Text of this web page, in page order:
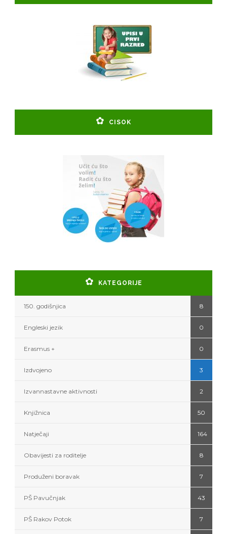
CISOK
KATEGORIJE
150. godišnjica 8
Engleski jezik 0
Erasmus + 0
Izdvojeno 3
Izvannastavne aktivnosti 2
Knjižnica 50
Natječaji 164
Obavijesti za roditelje 8
Produženi boravak 7
PŠ Pavučnjak 43
PŠ Rakov Potok 7